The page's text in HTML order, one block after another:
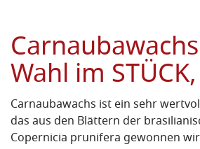
Wahl im
Carnaubawachs ist ein sehr
das aus den Blättern der
Copernicia prunifera gewonnen